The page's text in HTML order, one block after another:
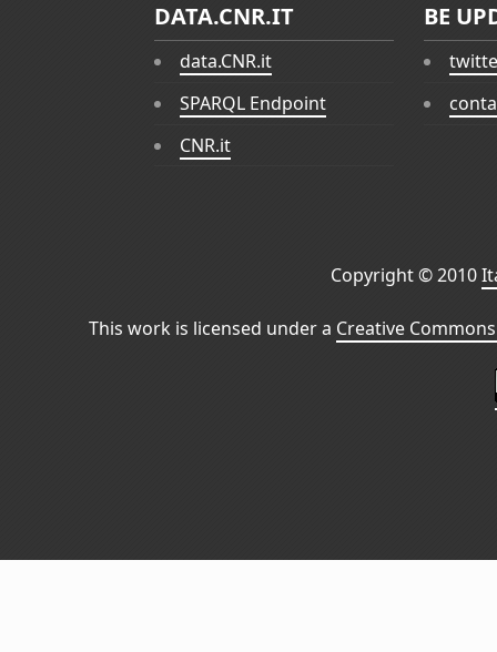
DATA.CNR.IT
data.CNR.it
SPARQL Endpoint
CNR.it
BE
Copyright © 2010
This work is licensed under a Creative